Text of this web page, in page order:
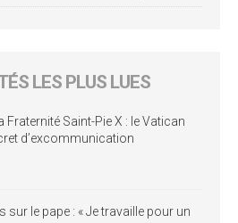
LES PLUS LUES
Fraternité Saint-Pie X : le Vatican
d’excommunication
sur le pape : « Je travaille pour un